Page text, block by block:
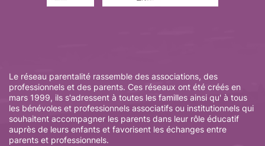
Le réseau parentalité rassemble des associations, des
professionnels et des parents. Ces réseaux ont été créés en
mars 1999, ils s'adressent à toutes les familles ainsi qu' à tous
les bénévoles et professionnels associatifs ou institutionnels qui
souhaitent accompagner les parents dans leur rôle éducatif
auprès de leurs enfants et favorisent les échanges entre
parents et professionnels.